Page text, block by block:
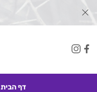
דף הבית